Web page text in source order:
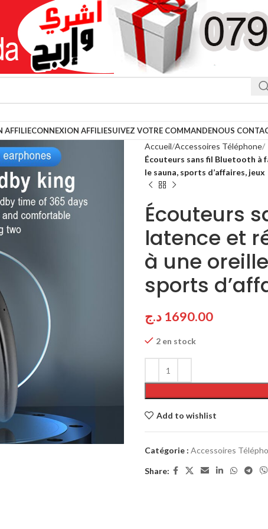
AFFILIECONNEXION AFFILIESUIVEZ VOTRE COMMANDENOUS
Accueil Accessoires Téléphone
Écouteurs sans fil Bluetooth à
le sauna, sports d’affaires, jeux
Écouteurs
latence et
à une
sports
1690.00 د.ج
2 en stock
Add to wishlist
Catégorie : Accessoires
Share: